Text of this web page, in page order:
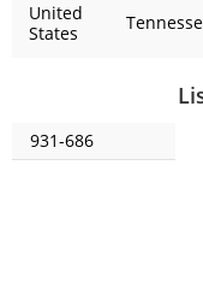
United
States
931-686